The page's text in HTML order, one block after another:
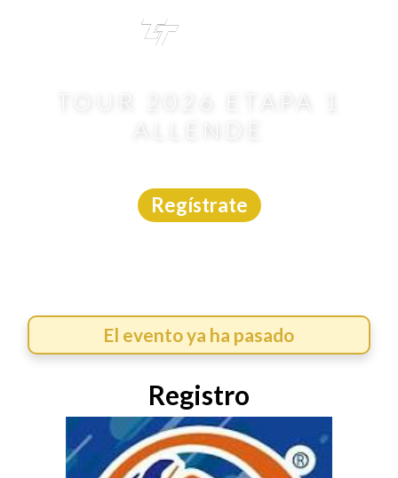
TOUR 2026 ETAPA 1
Regístrate
El evento ya ha pasado
Registro